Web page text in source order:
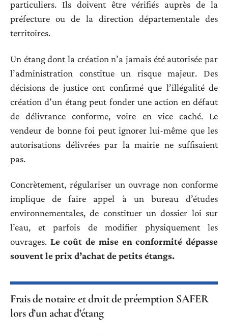
particuliers. Ils doivent être vérifiés auprès de la
préfecture ou de la direction départementale des
territoires.
Un étang dont la création n’a jamais été autorisée par
l’administration constitue un risque majeur. Des
décisions de justice ont confirmé que l’illégalité de
création d’un étang peut fonder une action en défaut
de délivrance conforme, voire en vice caché. Le
vendeur de bonne foi peut ignorer lui-même que les
autorisations délivrées par la mairie ne suffisaient
pas.
Concrètement, régulariser un ouvrage non conforme
implique de faire appel à un bureau d’études
environnementales, de constituer un dossier loi sur
l’eau, et parfois de modifier physiquement les
ouvrages. Le coût de mise en conformité dépasse
souvent le prix d’achat de petits étangs.
Frais de notaire et droit de préemption SAFER
lors d’un achat d’étang